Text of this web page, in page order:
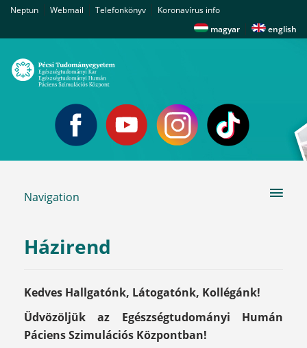
Neptun | Webmail | Telefonkönyv | Koronavírus info
magyar | english
Navigation
Házirend
Kedves Hallgatónk, Látogatónk, Kollégánk!
Üdvözöljük az Egészségtudományi Humán
Páciens Szimulációs Központban!